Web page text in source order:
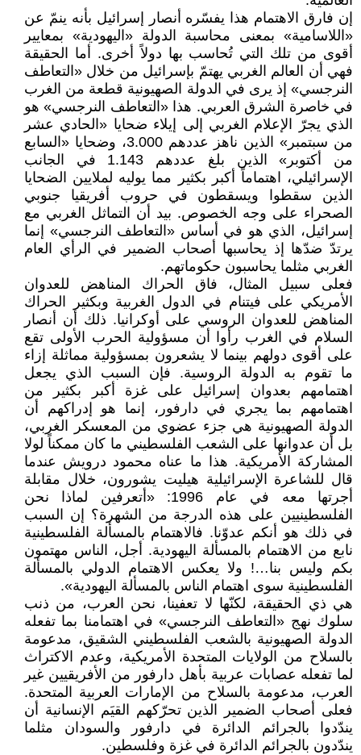
إن فارق الاهتمام هذا يفسّره أنصار إسرائيل بأنه ينمّ عن
«اللاسامية» بمعنى محاسبة الدولة «اليهودية» بمعايير
أقوى من تلك التي تُحاسب بها دولاً أخرى. أما الحقيقة
فهي أن العالم الغربي يهتمّ بإسرائيل من خلال «التعاطف
النرجسي» إذ يرى في الدولة الصهيونية قطعة من الغرب
في خاصرة الشرق العربي. هذا «التعاطف النرجسي» هو
الذي يجرّ الإعلام الغربي إلى إيلاء ضحايا «الحادي عشر
من سبتمبر» الذين ناهز عددهم 3.000، وضحايا «السابع
من أكتوبر» الذين بلغ عددهم 1.143 في الجانب
الإسرائيلي، اهتماماً أكبر بكثير مما يوليه لملايين الضحايا
الذين سقطوا ويسقطون في حروب أفريقيا جنوبي
الصحراء على وجه الخصوص. بيد أن التماثل الغربي مع
إسرائيل، الذي هو في أساس «التعاطف النرجسي» إنما
يرتدّ ضدّها إذ يحاسبها أصحاب الضمير في الرأي العام
الغربي مثلما يحاسبون حكوماتهم.
فعلى سبيل المثال، فاق الحراك المناهض للعدوان
الأمريكي على فيتنام في الدول الغربية وبكثير الحراك
المناهض للعدوان الروسي على أوكرانيا. ذلك أن أنصار
السلام في الغرب رأوا أن مسؤولية الحرب الأولى تقع
على أقوى دولهم بينما لا يشعرون بمسؤولية مماثلة إزاء
ما تقوم به الدولة الروسية. فإن السبب الذي يجعل
اهتمامهم بعدوان إسرائيل على غزة أكبر بكثير من
اهتمامهم بما يجري في دارفور، إنما هو إدراكهم أن
الدولة الصهيونية هي جزء عضوي من المعسكر الغربي،
بل أن عدوانها على الشعب الفلسطيني ما كان ممكناً لولا
المشاركة الأمريكية. هذا ما عناه محمود درويش عندما
قال للشاعرة الإسرائيلية هيليت يشورون، خلال مقابلة
أجرتها معه في عام 1996: «أتعرفين لماذا نحن
الفلسطينيين على هذه الدرجة من الشهرة؟ إن السبب
في ذلك هو أنكم عدوّنا. فالاهتمام بالمسألة الفلسطينية
نابع من الاهتمام بالمسألة اليهودية. أجل، الناس مهتمون
بكم وليس بنا…! ولا يعكس الاهتمام الدولي بالمسألة
الفلسطينية سوى اهتمام الناس بالمسألة اليهودية».
هي ذي الحقيقة، لكنّها لا تعفينا، نحن العرب، من ذنب
سلوك نهج «التعاطف النرجسي» في اهتمامنا بما تفعله
الدولة الصهيونية بالشعب الفلسطيني الشقيق، مدعومة
بالسلاح من الولايات المتحدة الأمريكية، وعدم الاكتراث
لما تفعله عصابات عربية بأهل دارفور من الأفريقيين غير
العرب، مدعومة بالسلاح من الإمارات العربية المتحدة.
فعلى أصحاب الضمير الذين تحرّكهم القيَم الإنسانية أن
يندّدوا بالجرائم الدائرة في دارفور والسودان مثلما
يندّدون بالجرائم الدائرة في غزة وفلسطين.